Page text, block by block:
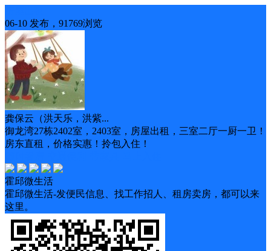
06-10 发布，91769浏览
龚保云（洪天乐，洪紫...
御龙湾27栋2402室，2403室，房屋出租，三室二厅一厨一卫！
房东直租，价格实惠！拎包入住！
霍邱微生活
霍邱微生活-发便民信息、找工作招人、租房卖房，都可以来
这里。